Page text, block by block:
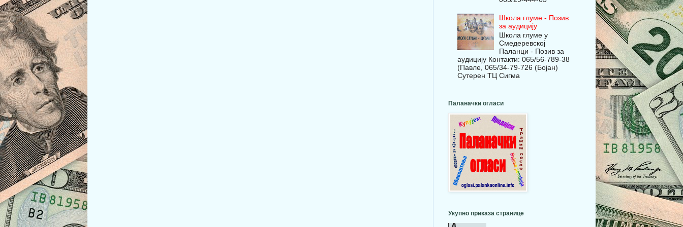
Школа глуме - Позив
за аудицију
Школа глуме у
Смедеревској
Паланци - Позив за
аудицију Контакти: 065/56-789-38
(Павле, 065/34-79-726 (Бојан)
Сутерен ТЦ Сигма
Паланачки огласи
Укупно приказа странице